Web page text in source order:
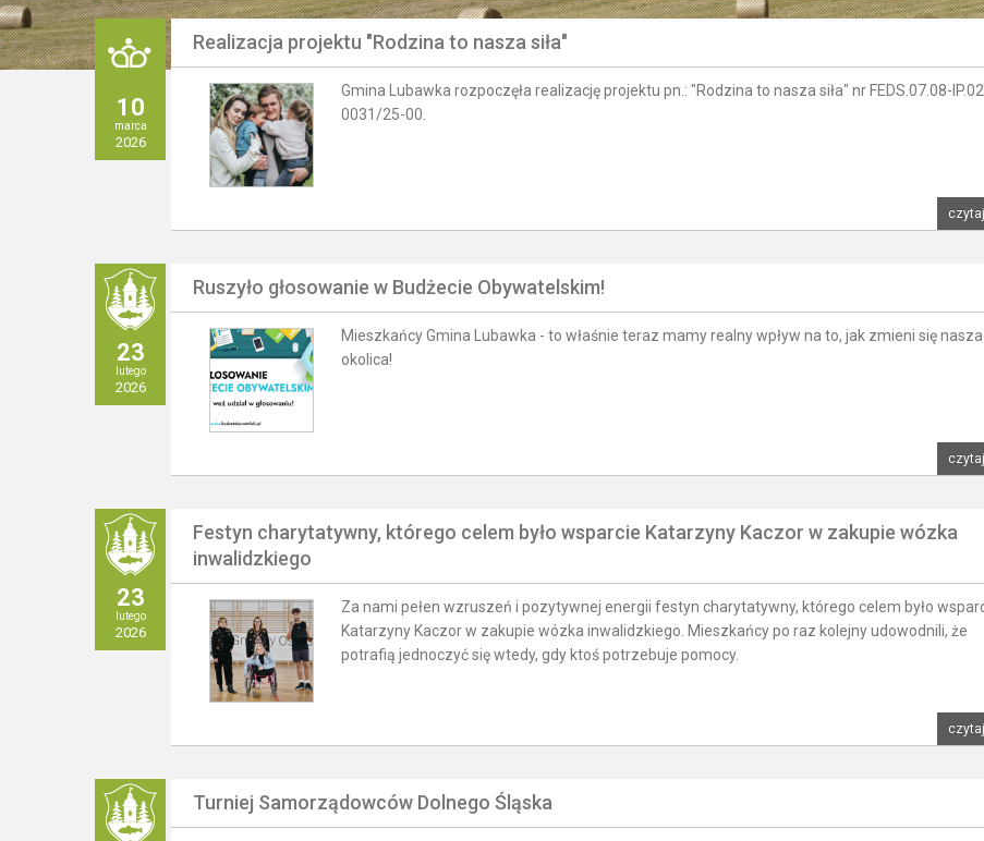
10
marca
2026
Realizacja projektu "Rodzina to nasza siła"
Gmina Lubawka rozpoczęła realizację projektu pn.: "Rodzina to nasza siła" nr FEDS.07.08-
0031/25-00.
23
lutego
2026
Ruszyło głosowanie w Budżecie Obywatelskim!
Mieszkańcy Gmina Lubawka - to właśnie teraz mamy realny wpływ na to, jak zmieni się nasza
okolica!
23
lutego
2026
Festyn charytatywny, którego celem było wsparcie Katarzyny Kaczor w zakupie wózka
inwalidzkiego
Za nami pełen wzruszeń i pozytywnej energii festyn charytatywny, którego celem było
Katarzyny Kaczor w zakupie wózka inwalidzkiego. Mieszkańcy po raz kolejny udowodnili, że
potrafią jednoczyć się wtedy, gdy ktoś potrzebuje pomocy.
Turniej Samorządowców Dolnego Śląska